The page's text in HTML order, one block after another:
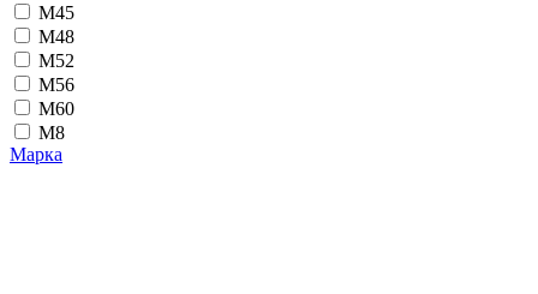
М45
М48
М52
М56
М60
М8
Марка